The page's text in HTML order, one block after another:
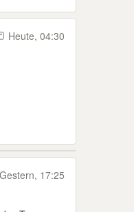
Heute, 04:30
Gestern, 17:25